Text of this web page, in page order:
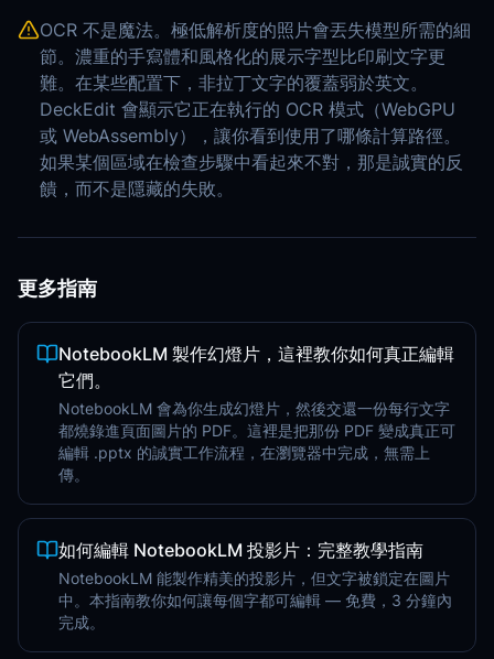
OCR 不是魔法。極低解析度的照片會丟失模型所需的細
節。濃重的手寫體和風格化的展示字型比印刷文字更
難。在某些配置下，非拉丁文字的覆蓋弱於英文。
DeckEdit 會顯示它正在執行的 OCR 模式（WebGPU
或 WebAssembly），讓你看到使用了哪條計算路徑。
如果某個區域在檢查步驟中看起來不對，那是誠實的反
饋，而不是隱藏的失敗。
更多指南
NotebookLM 製作幻燈片，這裡教你如何真正編輯
它們。
NotebookLM 會為你生成幻燈片，然後交還一份每行文字
都燒錄進頁面圖片的 PDF。這裡是把那份 PDF 變成真正可
編輯 .pptx 的誠實工作流程，在瀏覽器中完成，無需上
傳。
如何編輯 NotebookLM 投影片：完整教學指南
NotebookLM 能製作精美的投影片，但文字被鎖定在圖片
中。本指南教你如何讓每個字都可編輯 — 免費，3 分鐘內
完成。